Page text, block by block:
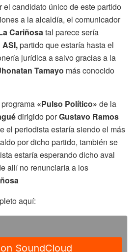
el candidato único de este partido
a la alcaldía, el comunicador
Cariñosatal parece sería
partido que estaría hasta el
jurídica a salvo gracias a la
Tamayo más conocido
«Pulso Político» de la
dirigido porGustavo Ramos
el periodista estaría siendo el más
por dicho partido, también se
estaría esperando dicho aval
allí no renunciaría a los
aquí: